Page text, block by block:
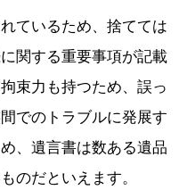
ているため、捨てては
関する重要事項が記載
束力も持つため、誤っ
でのトラブルに発展す
、遺言書は数ある遺品
のだといえます。